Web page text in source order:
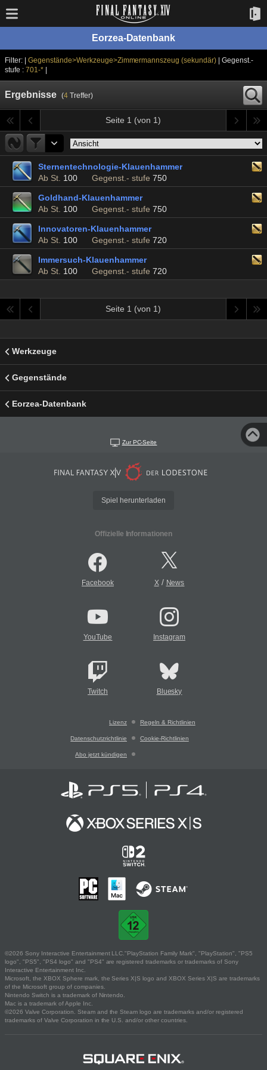
Eorzea-Datenbank
Filter: | Gegenstände>Werkzeuge>Zimmermannszeug (sekundär) | Gegenst.-
stufe : 701-*|
Ergebnisse (4Treffer)
Seite 1 (von 1)
Sternentechnologie-Klauenhammer
Ab St. 100 Gegenst.- stufe 750
Goldhand-Klauenhammer
Ab St. 100 Gegenst.- stufe 750
Innovatoren-Klauenhammer
Ab St. 100 Gegenst.- stufe 720
Immersuch-Klauenhammer
Ab St. 100 Gegenst.- stufe 720
Seite 1 (von 1)
Werkzeuge
Gegenstände
Eorzea-Datenbank
Zur PC-Seite
Spiel herunterladen
Offizielle Informationen
Facebook X/ News
YouTube Instagram
Twitch Bluesky
Lizenz Regeln & Richtlinien
Datenschutzrichtlinie Cookie-Richtlinien
Abo jetzt kündigen
©2026 Sony Interactive Entertainment LLC."PlayStation Family Mark", "PlayStation", "PS5
logo", "PS5", "PS4 logo" and "PS4" are registered trademarks or trademarks of Sony
Interactive Entertainment Inc.
Microsoft, the XBOX Sphere mark, the Series X|S logo and XBOX Series X|S are trademarks
of the Microsoft group of companies.
Nintendo Switch is a trademark of Nintendo.
Mac is a trademark of Apple Inc.
©2026 Valve Corporation. Steam and the Steam logo are trademarks and/or registered
trademarks of Valve Corporation in the U.S. and/or other countries.